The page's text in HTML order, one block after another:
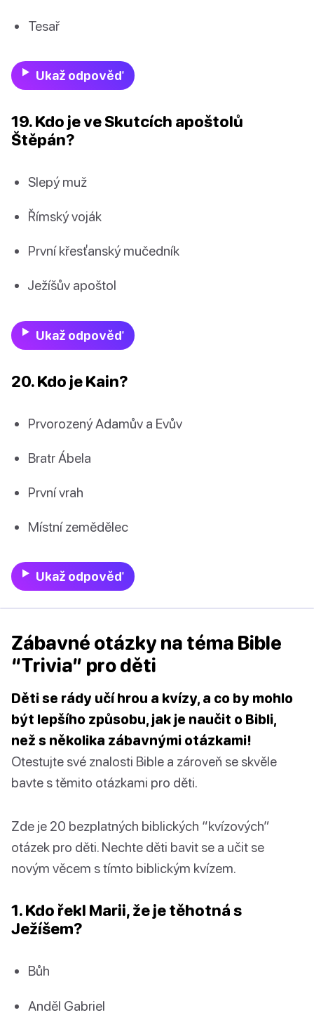
Tesař
Ukaž odpověď
19. Kdo je ve Skutcích apoštolů
Štěpán?
Slepý muž
Římský voják
První křesťanský mučedník
Ježíšův apoštol
Ukaž odpověď
20. Kdo je Kain?
Prvorozený Adamův a Evův
Bratr Ábela
První vrah
Místní zemědělec
Ukaž odpověď
Zábavné otázky na téma Bible
“Trivia” pro děti
Děti se rády učí hrou a kvízy, a co by mohlo
být lepšího způsobu, jak je naučit o Bibli,
než s několika zábavnými otázkami!
Otestujte své znalosti Bible a zároveň se skvěle
bavte s těmito otázkami pro děti.
Zde je 20 bezplatných biblických “kvízových”
otázek pro děti. Nechte děti bavit se a učit se
novým věcem s tímto biblickým kvízem.
1. Kdo řekl Marii, že je těhotná s
Ježíšem?
Bůh
Anděl Gabriel